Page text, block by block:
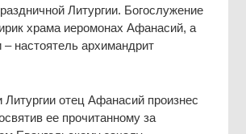
Литургии. Богослужение
храма иеромонах Афанасий, а
– настоятель архимандрит
Литургии отец Афанасий произнес
ее прочитанному за